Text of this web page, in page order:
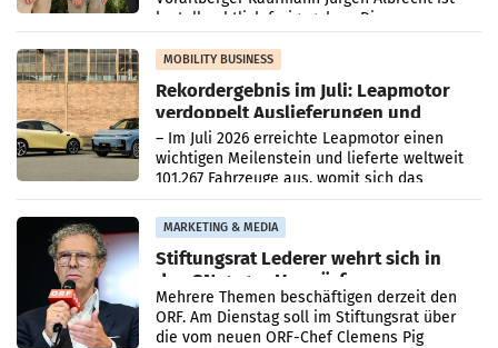
kartellrechtlich freigegeben: Die
Bundeswettbewerbsbehörde und der
Bundeskartellanwalt
MOBILITY BUSINESS
Rekordergebnis im Juli: Leapmotor
verdoppelt Auslieferungen und
überschreitet die 100.000er-Marke
– Im Juli 2026 erreichte Leapmotor einen
wichtigen Meilenstein und lieferte weltweit
101.267 Fahrzeuge aus, womit sich das
Ergebnis gegenüber Juli 2025 mehr als
verdoppelte (+102
MARKETING & MEDIA
Stiftungsrat Lederer wehrt sich in
den SN gegen Vorwürfe
Mehrere Themen beschäftigen derzeit den
ORF. Am Dienstag soll im Stiftungsrat über
die vom neuen ORF-Chef Clemens Pig